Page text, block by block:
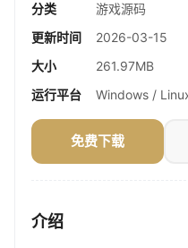
分类
游戏源码
更新时间
2026-03-15
大小
261.97MB
运行平台
Windows /
免费下载
介绍